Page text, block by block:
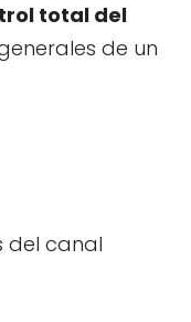
total del
de un
del canal